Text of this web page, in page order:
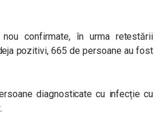
confirmate, în urma retestării
pozitivi, 665 de persoane au fost
diagnosticate cu infecție cu